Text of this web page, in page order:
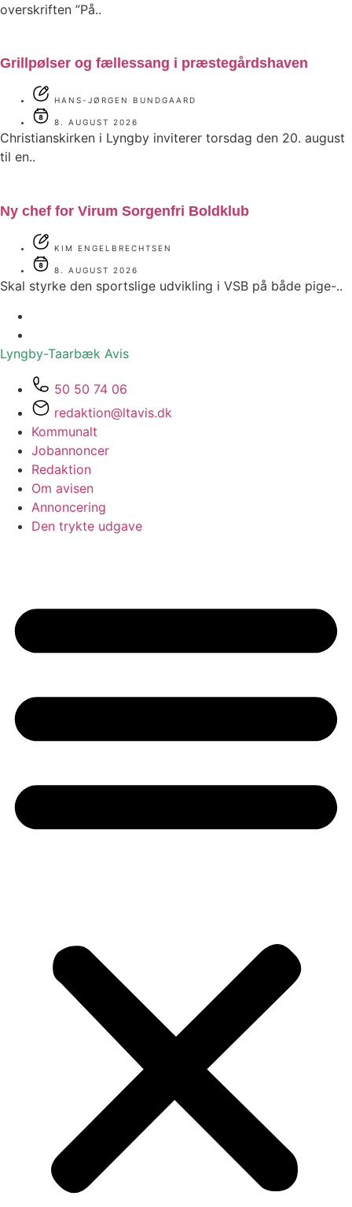
overskriften ”På..
Grillpølser og fællessang i præstegårdshaven
HANS-JØRGEN BUNDGAARD
8. AUGUST 2026
Christianskirken i Lyngby inviterer torsdag den 20. august
til en..
Ny chef for Virum Sorgenfri Boldklub
KIM ENGELBRECHTSEN
8. AUGUST 2026
Skal styrke den sportslige udvikling i VSB på både pige-..
Lyngby-Taarbæk Avis
50 50 74 06
redaktion@ltavis.dk
Kommunalt
Jobannoncer
Redaktion
Om avisen
Annoncering
Den trykte udgave